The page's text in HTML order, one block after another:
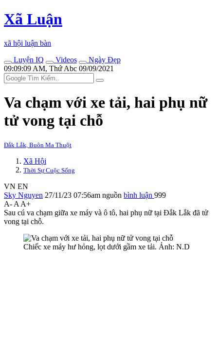
Xã Luận
xã hội luận bàn
Luyện IQ
Videos
Ngày Đẹp
09:09:09 AM, Thứ Abc 09/09/2021
Va chạm với xe tải, hai phụ nữ
t‌ử von‌g tại chỗ
Đắk Lắk, Buôn Ma Thuột
Xã Hội
Thời Sự Cuộc Sống
VN EN
Sky Nguyen 27/11/23 07:56am nguồn bình luận 999
A- A A+
Sau cú va chạm giữa xe máy và ô tô, hai phụ nữ tại Đắk Lắk đã t‌ử
von‌g tại chỗ.
Chiếc xe máy hư hỏng, lọt dưới gầm xe tải. Ảnh: N.D